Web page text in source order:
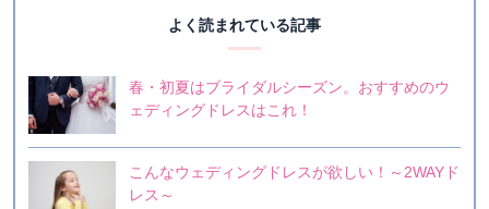
よく読まれている記事
春・初夏はブライダルシーズン。おすすめのウ
ェディングドレスはこれ！
こんなウェディングドレスが欲しい！～2WAYド
レス～